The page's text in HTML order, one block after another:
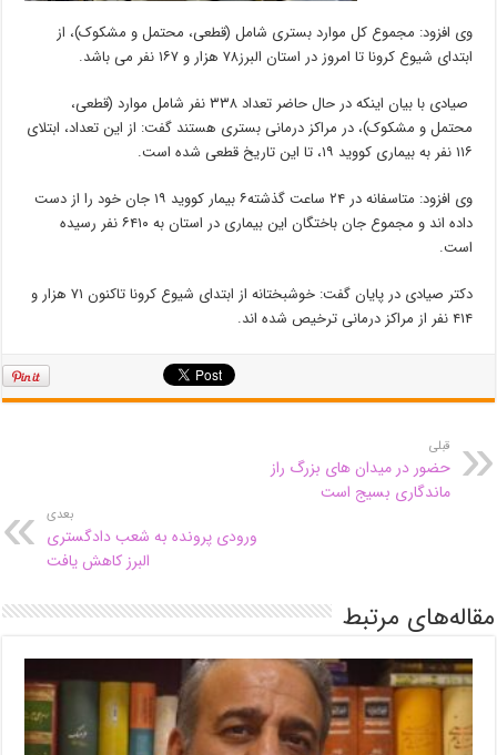
وی افزود: مجموع کل موارد بستری شامل (قطعی، محتمل و مشکوک)، از
ابتدای شیوع کرونا تا امروز در استان البرز۷۸ هزار و ۱۶۷ نفر می باشد.
صیادی با بیان اینکه در حال حاضر تعداد ۳۳۸ نفر شامل موارد (قطعی،
محتمل و مشکوک)، در مراکز درمانی بستری هستند گفت: از این تعداد، ابتلای
۱۱۶ نفر به بیماری کووید ۱۹، تا این تاریخ قطعی شده است.
وی افزود: متاسفانه در ۲۴ ساعت گذشته۶ بیمار کووید ۱۹ جان خود را از دست
داده اند و مجموع جان باختگان این بیماری در استان به ۶۴۱۰ نفر رسیده
است.
دکتر صیادی در پایان گفت: خوشبختانه از ابتدای شیوع کرونا تاکنون ۷۱ هزار و
۴۱۴ نفر از مراکز درمانی ترخیص شده اند.
قبلی
حضور در میدان های بزرگ راز
ماندگاری بسیج است
بعدی
ورودی پرونده به شعب دادگستری
البرز کاهش یافت
مقاله‌های مرتبط